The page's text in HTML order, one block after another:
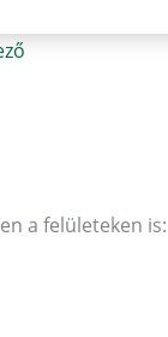
a felületeken is: